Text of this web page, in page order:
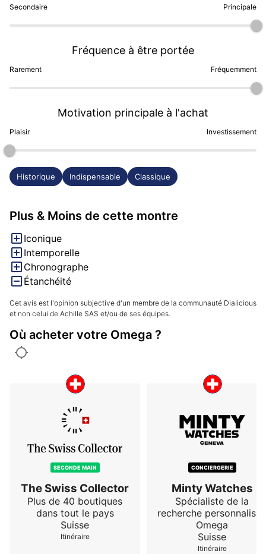
Secondaire Principale
Rarement
Fréquence à être portée
Fréquemment
Plaisir
Motivation principale à l'achat
Investissement
Historique Indispensable Classique
Plus & Moins de cette montre
Iconique
Intemporelle
Chronographe
Étanchéité
Cet avis est l'opinion subjective d'un membre de la communauté Dialicious
et non celui de Achille SAS et/ou de ses équipes.
Où acheter votre Omega ?
SECONDE MAIN
The Swiss Collector
Plus de 40 boutiques
dans tout le pays
Suisse
Itinéraire
CONCIERGERIE
Minty Watches
Spécialiste de la
recherche personnalisée
Omega
Suisse
Itinéraire